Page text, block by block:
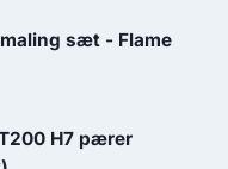
kr..
sæt - Flame
H7 pærer